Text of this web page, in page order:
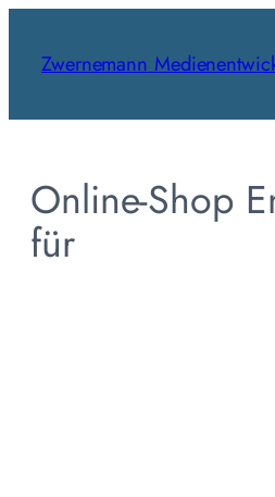
content
Zwernemann
Online-Shop
für